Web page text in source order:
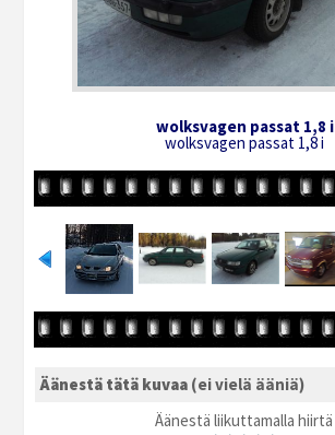
wolksvagen passat 1,8 i
wolksvagen passat 1,8 i
Äänestä tätä kuvaa (ei vielä ääniä)
Äänestä liikuttamalla hiirtä